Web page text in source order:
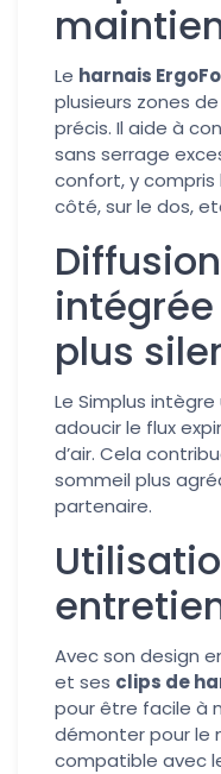
Le harnais
plusieurs zones
précis. Il aide à
sans serrage
confort, y
côté, sur le dos,
plus
Le Simplus intègre
adoucir le flux
d’air. Cela
sommeil plus
partenaire.
Avec son design
et ses clips de
pour être facile à
démonter pour le
compatible avec